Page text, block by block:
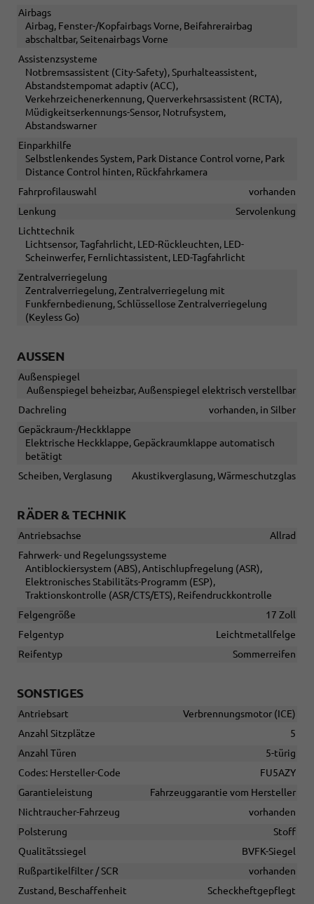
Airbags
Airbag, Fenster-/Kopfairbags Vorne, Beifahrerairbag
abschaltbar, Seitenairbags Vorne
Assistenzsysteme
Notbremsassistent (City-Safety), Spurhalteassistent,
Abstandstempomat adaptiv (ACC),
Verkehrzeichenerkennung, Querverkehrsassistent (RCTA),
Müdigkeitserkennungs-Sensor, Notrufsystem,
Abstandswarner
Einparkhilfe
Selbstlenkendes System, Park Distance Control vorne, Park
Distance Control hinten, Rückfahrkamera
Fahrprofilauswahl
vorhanden
Lenkung
Servolenkung
Lichttechnik
Lichtsensor, Tagfahrlicht, LED-Rückleuchten, LED-
Scheinwerfer, Fernlichtassistent, LED-Tagfahrlicht
Zentralverriegelung
Zentralverriegelung, Zentralverriegelung mit
Funkfernbedienung, Schlüssellose Zentralverriegelung
(Keyless Go)
AUSSEN
Außenspiegel
Außenspiegel beheizbar, Außenspiegel elektrisch verstellbar
Dachreling
vorhanden, in Silber
Gepäckraum-/Heckklappe
Elektrische Heckklappe, Gepäckraumklappe automatisch
betätigt
Scheiben, Verglasung
Akustikverglasung, Wärmeschutzglas
RÄDER & TECHNIK
Antriebsachse
Allrad
Fahrwerk- und Regelungssysteme
Antiblockiersystem (ABS), Antischlupfregelung (ASR),
Elektronisches Stabilitäts-Programm (ESP),
Traktionskontrolle (ASR/CTS/ETS), Reifendruckkontrolle
Felgengröße
17 Zoll
Felgentyp
Leichtmetallfelge
Reifentyp
Sommerreifen
SONSTIGES
Antriebsart
Verbrennungsmotor (ICE)
Anzahl Sitzplätze
5
Anzahl Türen
5-türig
Codes: Hersteller-Code
FU5AZY
Garantieleistung
Fahrzeuggarantie vom Hersteller
Nichtraucher-Fahrzeug
vorhanden
Polsterung
Stoff
Qualitätssiegel
BVFK-Siegel
Rußpartikelfilter / SCR
vorhanden
Zustand, Beschaffenheit
Scheckheftgepflegt